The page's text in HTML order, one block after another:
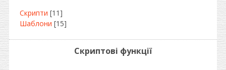
Скрипти [11]
Шаблони [15]
Скриптові функції